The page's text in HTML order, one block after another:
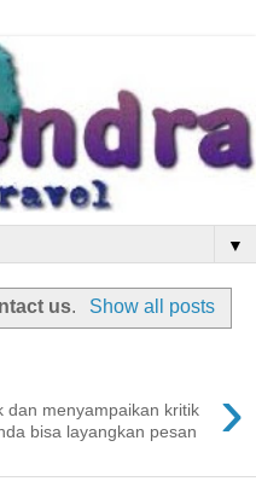
▼
us. Show all posts
›
dan menyampaikan kritik
bisa layangkan pesan